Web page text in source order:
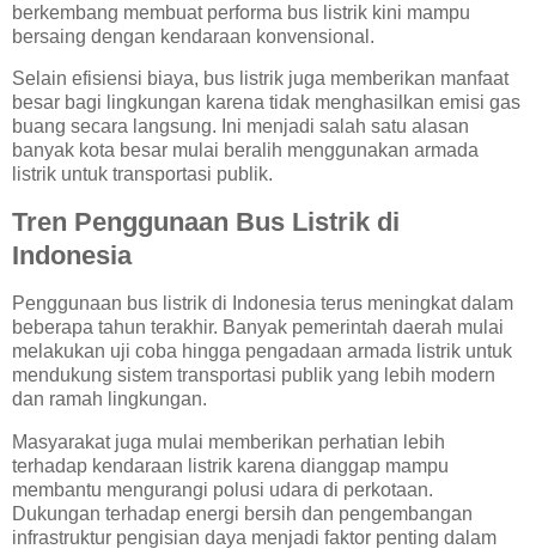
berkembang membuat performa bus listrik kini mampu
bersaing dengan kendaraan konvensional.
Selain efisiensi biaya, bus listrik juga memberikan manfaat
besar bagi lingkungan karena tidak menghasilkan emisi gas
buang secara langsung. Ini menjadi salah satu alasan
banyak kota besar mulai beralih menggunakan armada
listrik untuk transportasi publik.
Tren Penggunaan Bus Listrik di
Indonesia
Penggunaan bus listrik di Indonesia terus meningkat dalam
beberapa tahun terakhir. Banyak pemerintah daerah mulai
melakukan uji coba hingga pengadaan armada listrik untuk
mendukung sistem transportasi publik yang lebih modern
dan ramah lingkungan.
Masyarakat juga mulai memberikan perhatian lebih
terhadap kendaraan listrik karena dianggap mampu
membantu mengurangi polusi udara di perkotaan.
Dukungan terhadap energi bersih dan pengembangan
infrastruktur pengisian daya menjadi faktor penting dalam